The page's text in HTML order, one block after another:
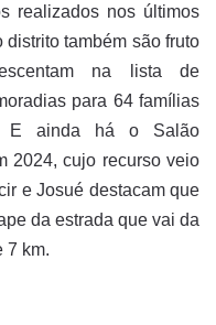
realizados nos últimos
também são fruto
na lista de
para 64 famílias
E ainda há o Salão
2024, cujo recurso veio
e Josué destacam que
da estrada que vai da
7 km.